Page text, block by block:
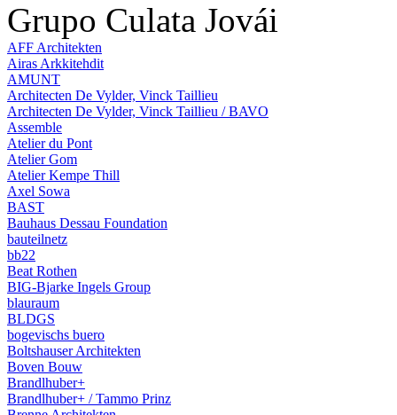
Grupo Culata Jovái
AFF Architekten
Airas Arkkitehdit
AMUNT
Architecten De Vylder, Vinck Taillieu
Architecten De Vylder, Vinck Taillieu / BAVO
Assemble
Atelier du Pont
Atelier Gom
Atelier Kempe Thill
Axel Sowa
BAST
Bauhaus Dessau Foundation
bauteilnetz
bb22
Beat Rothen
BIG-Bjarke Ingels Group
blauraum
BLDGS
bogevischs buero
Boltshauser Architekten
Boven Bouw
Brandlhuber+
Brandlhuber+ / Tammo Prinz